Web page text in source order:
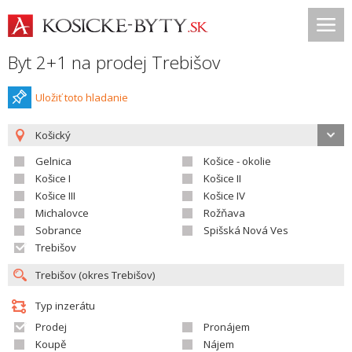
Byt 2+1 na prodej Trebišov
Uložiť toto hladanie
Košický
Gelnica
Košice - okolie
Košice I
Košice II
Košice III
Košice IV
Michalovce
Rožňava
Sobrance
Spišská Nová Ves
Trebišov
Typ inzerátu
Prodej
Pronájem
Koupě
Nájem